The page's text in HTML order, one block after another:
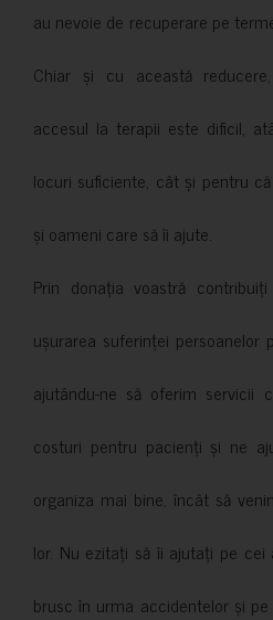
au nevoie de recuperare pe
Chiar și cu această
accesul la terapii este dificil,
locuri suficiente, cât și pentru
și oameni care să îi ajute.
Prin donația voastră
ușurarea suferinței persoanelor
ajutându-ne să oferim servicii
costuri pentru pacienți și ne
organiza mai bine, încât să
lor. Nu ezitați să îi ajutați pe
brusc în urma accidentelor și